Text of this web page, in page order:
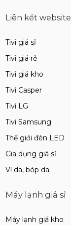
Liên kết website
Tivi giá sỉ
Tivi giá rẻ
Tivi giá kho
Tivi Casper
Tivi LG
Tivi Samsung
Thế giới đèn LED
Gia dụng giá sỉ
Ví da, bóp da
Máy lạnh giá sỉ
Máy lạnh giá kho